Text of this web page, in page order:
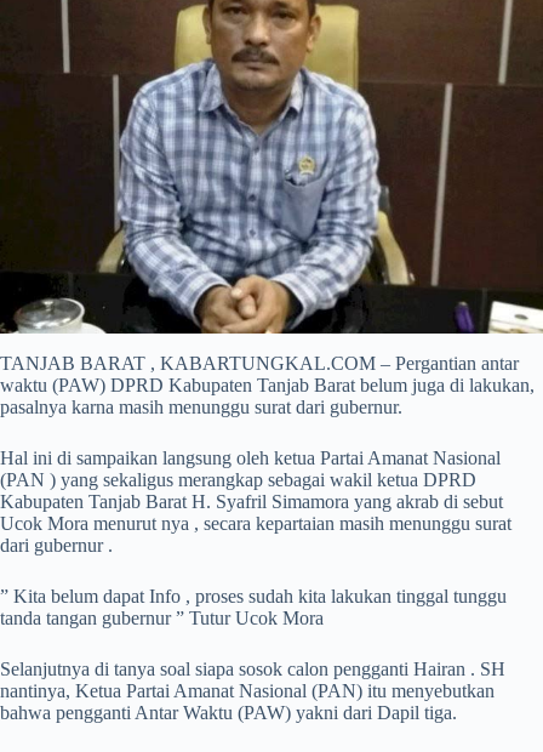
TANJAB BARAT , KABARTUNGKAL.COM – Pergantian antar
waktu (PAW) DPRD Kabupaten Tanjab Barat belum juga di lakukan,
pasalnya karna masih menunggu surat dari gubernur.
Hal ini di sampaikan langsung oleh ketua Partai Amanat Nasional
(PAN ) yang sekaligus merangkap sebagai wakil ketua DPRD
Kabupaten Tanjab Barat H. Syafril Simamora yang akrab di sebut
Ucok Mora menurut nya , secara kepartaian masih menunggu surat
dari gubernur .
” Kita belum dapat Info , proses sudah kita lakukan tinggal tunggu
tanda tangan gubernur ” Tutur Ucok Mora
Selanjutnya di tanya soal siapa sosok calon pengganti Hairan . SH
nantinya, Ketua Partai Amanat Nasional (PAN) itu menyebutkan
bahwa pengganti Antar Waktu (PAW) yakni dari Dapil tiga.